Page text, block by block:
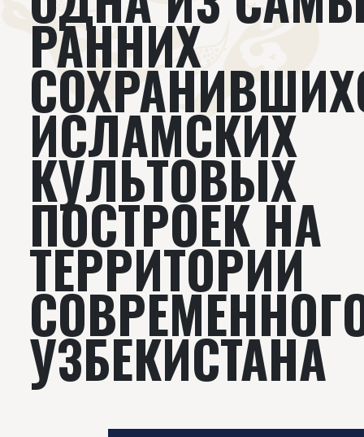
Книги Видеолекторий
РАННИХ
ИСЛАМСКИХ
КУЛЬТОВЫХ
ПОСТРОЕК НА
ТЕРРИТОРИИ
УЗБЕКИСТАНА